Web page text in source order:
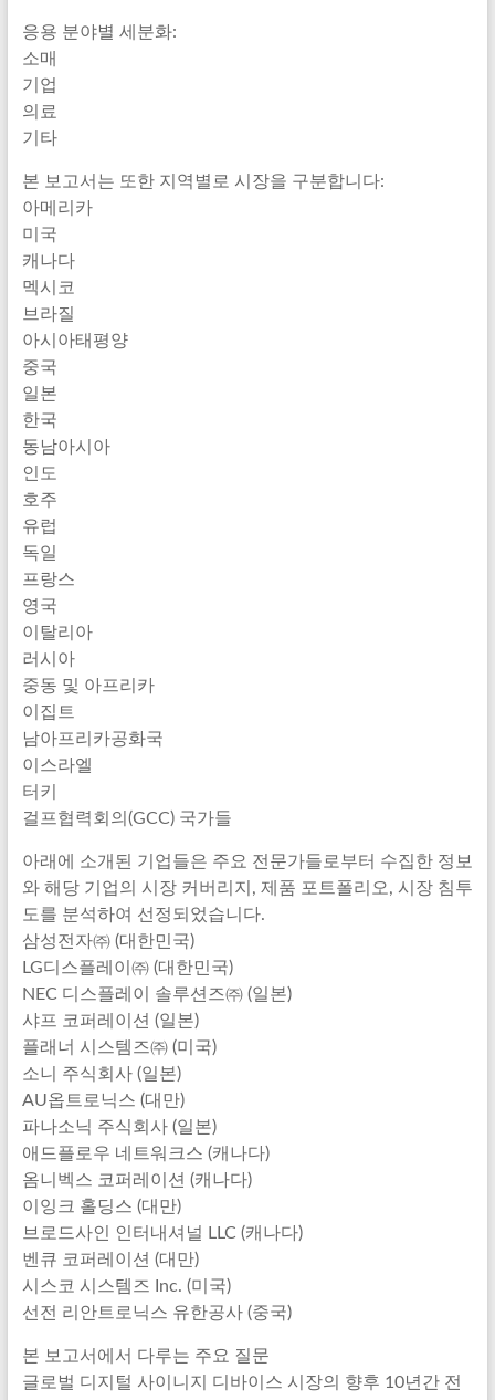
응용 분야별 세분화:
소매
기업
의료
기타
본 보고서는 또한 지역별로 시장을 구분합니다:
아메리카
미국
캐나다
멕시코
브라질
아시아태평양
중국
일본
한국
동남아시아
인도
호주
유럽
독일
프랑스
영국
이탈리아
러시아
중동 및 아프리카
이집트
남아프리카공화국
이스라엘
터키
걸프협력회의(GCC) 국가들
아래에 소개된 기업들은 주요 전문가들로부터 수집한 정보
와 해당 기업의 시장 커버리지, 제품 포트폴리오, 시장 침투
도를 분석하여 선정되었습니다.
삼성전자㈜ (대한민국)
LG디스플레이㈜ (대한민국)
NEC 디스플레이 솔루션즈㈜ (일본)
샤프 코퍼레이션 (일본)
플래너 시스템즈㈜ (미국)
소니 주식회사 (일본)
AU옵트로닉스 (대만)
파나소닉 주식회사 (일본)
애드플로우 네트워크스 (캐나다)
옴니벡스 코퍼레이션 (캐나다)
이잉크 홀딩스 (대만)
브로드사인 인터내셔널 LLC (캐나다)
벤큐 코퍼레이션 (대만)
시스코 시스템즈 Inc. (미국)
선전 리안트로닉스 유한공사 (중국)
본 보고서에서 다루는 주요 질문
글로벌 디지털 사이니지 디바이스 시장의 향후 10년간 전